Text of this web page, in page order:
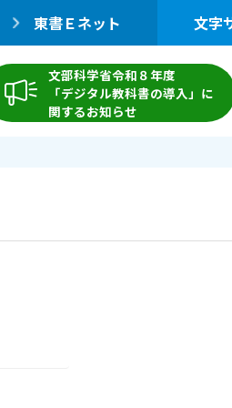
東書Ｅネット 文字
文部科学省令和８年度
「デジタル教科書の導入」に
関するお知らせ